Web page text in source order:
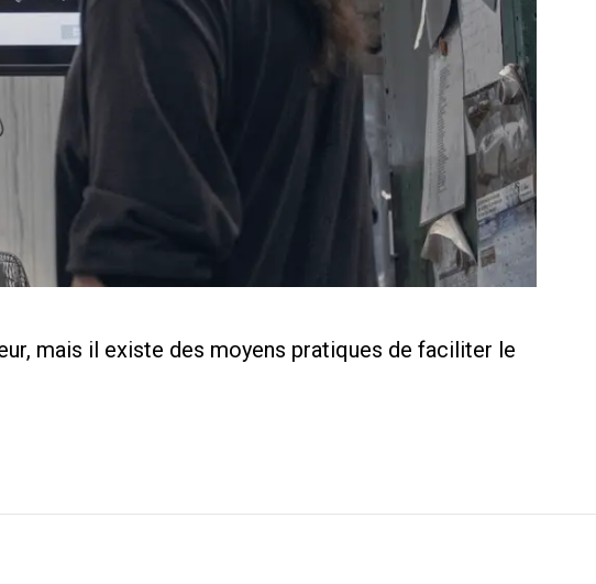
mais il existe des moyens pratiques de faciliter le